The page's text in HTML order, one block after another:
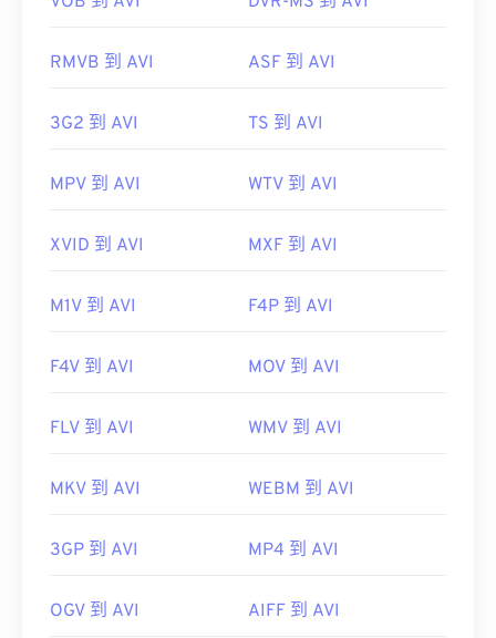
https://tools.ietf.org/html/rfc2361
RMVB 到 AVI ASF 到 AVI
3G2 到 AVI TS 到 AVI
MPV 到 AVI WTV 到 AVI
XVID 到 AVI MXF 到 AVI
M1V 到 AVI F4P 到 AVI
F4V 到 AVI MOV 到 AVI
FLV 到 AVI WMV 到 AVI
MKV 到 AVI WEBM 到 AVI
3GP 到 AVI MP4 到 AVI
OGV 到 AVI AIFF 到 AVI